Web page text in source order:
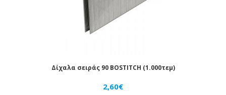
Δίχαλα σειράς 90 BOSTITCH (1.000τεμ)
2,60€